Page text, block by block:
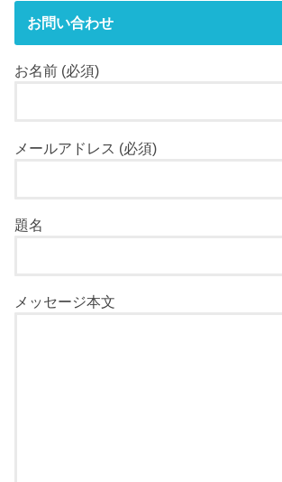
お問い合わせ
お名前 (必須)
メールアドレス (必須)
題名
メッセージ本文